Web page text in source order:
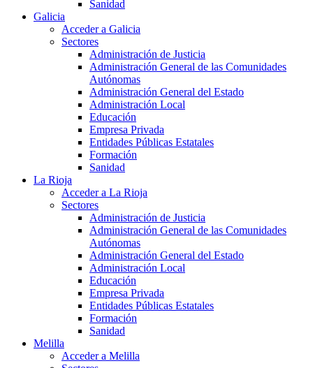
Sanidad
Galicia
Acceder a Galicia
Sectores
Administración de Justicia
Administración General de las Comunidades
Autónomas
Administración General del Estado
Administración Local
Educación
Empresa Privada
Entidades Públicas Estatales
Formación
Sanidad
La Rioja
Acceder a La Rioja
Sectores
Administración de Justicia
Administración General de las Comunidades
Autónomas
Administración General del Estado
Administración Local
Educación
Empresa Privada
Entidades Públicas Estatales
Formación
Sanidad
Melilla
Acceder a Melilla